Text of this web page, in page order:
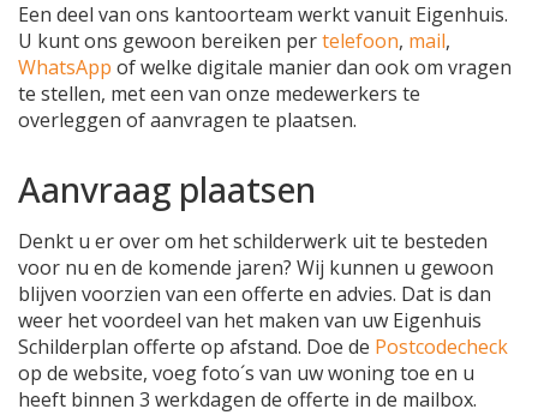
Een deel van ons kantoorteam werkt vanuit Eigenhuis.
U kunt ons gewoon bereiken pertelefoon, mail,
WhatsApp of welke digitale manier dan ook om vragen
te stellen, met een van onze medewerkers te
overleggen of aanvragen te plaatsen.
Aanvraag plaatsen
Denkt u er over om het schilderwerk uit te besteden
voor nu en de komende jaren? Wij kunnen u gewoon
blijven voorzien van een offerte en advies. Dat is dan
weer het voordeel van het maken van uw Eigenhuis
Schilderplan offerte op afstand. Doe de Postcodecheck
op de website, voeg foto´s van uw woning toe en u
heeft binnen 3 werkdagen de offerte in de mailbox.